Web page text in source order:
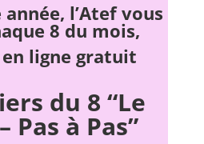
l’Atef vous
8 du mois,
ligne gratuit
du 8 “Le
Pas à Pas”